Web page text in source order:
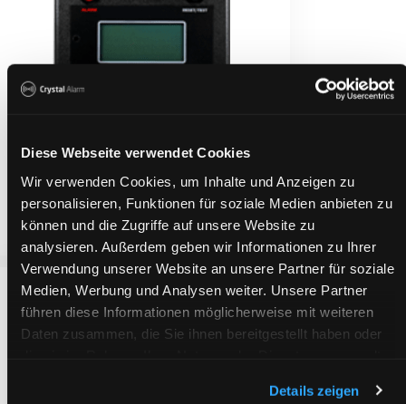
Diese Webseite verwendet Cookies
Wir verwenden Cookies, um Inhalte und Anzeigen zu
personalisieren, Funktionen für soziale Medien anbieten zu
können und die Zugriffe auf unsere Website zu
analysieren. Außerdem geben wir Informationen zu Ihrer
Verwendung unserer Website an unsere Partner für soziale
Medien, Werbung und Analysen weiter. Unsere Partner
führen diese Informationen möglicherweise mit weiteren
Daten zusammen, die Sie ihnen bereitgestellt haben oder
Details zeigen
Personlarm SRT330
Kontakta oss för mer information